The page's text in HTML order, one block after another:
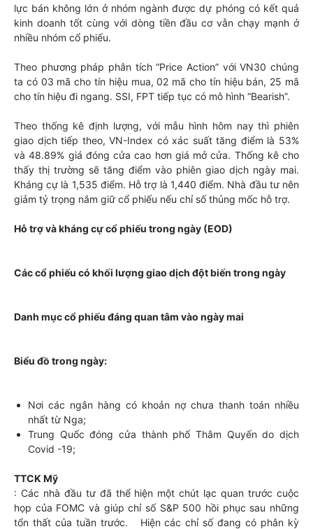
lực bán không lớn ở nhóm ngành được dự phóng có kết quả
kinh doanh tốt cùng với dòng tiền đầu cơ vẫn chạy mạnh ở
nhiều nhóm cổ phiếu.
Theo phương pháp phân tích “Price Action” với VN30 chúng
ta có 03 mã cho tín hiệu mua, 02 mã cho tín hiệu bán, 25 mã
cho tín hiệu đi ngang. SSI, FPT tiếp tục có mô hình “Bearish”.
Theo thống kê định lượng, với mẫu hình hôm nay thì phiên
giao dịch tiếp theo, VN-Index có xác suất tăng điểm là 53%
và 48.89% giá đóng cửa cao hơn giá mở cửa. Thống kê cho
thấy thị trường sẽ tăng điểm vào phiên giao dịch ngày mai.
Kháng cự là 1,535 điểm. Hỗ trợ là 1,440 điểm. Nhà đầu tư nên
giảm tỷ trọng nắm giữ cổ phiếu nếu chỉ số thủng mốc hỗ trợ.
Hỗ trợ và kháng cự cổ phiếu trong ngày (EOD)
Các cổ phiếu có khối lượng giao dịch đột biến trong ngày
Danh mục cổ phiếu đáng quan tâm vào ngày mai
Biểu đồ trong ngày:
Nơi các ngân hàng có khoản nợ chưa thanh toán nhiều
nhất từ Nga;
Trung Quốc đóng cửa thành phố Thâm Quyến do dịch
Covid -19;
TTCK Mỹ
: Các nhà đầu tư đã thể hiện một chút lạc quan trước cuộc
họp của FOMC và giúp chỉ số S&P 500 hồi phục sau những
tổn thất của tuần trước. Hiện các chỉ số đang có phân kỳ